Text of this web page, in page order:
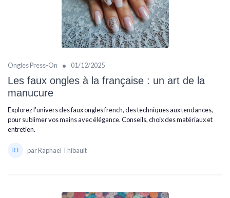
Ongles Press-On • 01/12/2025
Les faux ongles à la française : un art de la
manucure
Explorez l'univers des faux ongles french, des techniques aux tendances,
pour sublimer vos mains avec élégance. Conseils, choix des matériaux et
entretien.
par Raphaël Thibault